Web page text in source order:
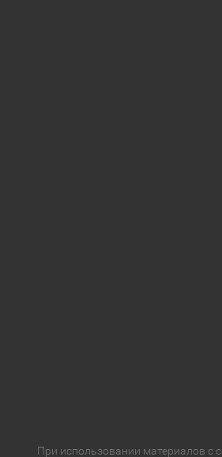
При использовании материалов с